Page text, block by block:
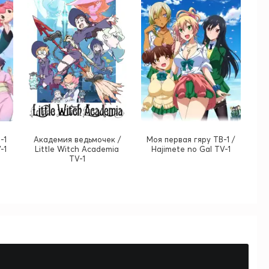
1
Академия ведьмочек /
Little Witch Academia
TV-1
Моя первая гяру ТВ-1 /
Hajimete no Gal TV-1